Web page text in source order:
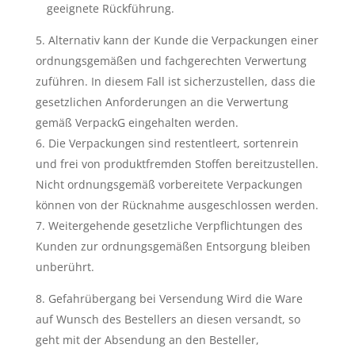
geeignete Rückführung.
Alternativ kann der Kunde die Verpackungen einer
ordnungsgemäßen und fachgerechten Verwertung
zuführen. In diesem Fall ist sicherzustellen, dass die
gesetzlichen Anforderungen an die Verwertung
gemäß VerpackG eingehalten werden.
Die Verpackungen sind restentleert, sortenrein
und frei von produktfremden Stoffen bereitzustellen.
Nicht ordnungsgemäß vorbereitete Verpackungen
können von der Rücknahme ausgeschlossen werden.
Weitergehende gesetzliche Verpflichtungen des
Kunden zur ordnungsgemäßen Entsorgung bleiben
unberührt.
Gefahrübergang bei Versendung Wird die Ware
auf Wunsch des Bestellers an diesen versandt, so
geht mit der Absendung an den Besteller,